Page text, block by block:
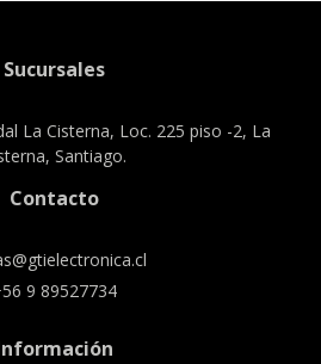
Sucursales
La Cisterna, Loc. 225 piso -2, La
Santiago.
Contacto
9 89527734